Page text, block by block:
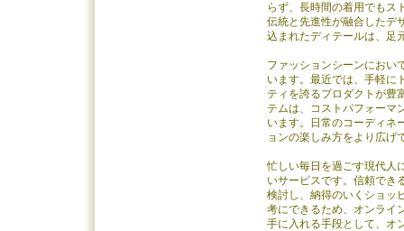
らず、長時間の着用でもス
伝統と先進性が融合したデ
込まれたディテールは、足
ファッションシーンにおい
います。最近では、手軽に
ティを誇るプロダクトが豊
テムは、コストパフォーマ
います。日常のコーディネ
ョンの楽しみ方をより広げ
忙しい毎日を過ごす現代人
いサービスです。信頼でき
検討し、納得のいくショッ
考にできるため、オンライ
手に入れる手段として、オ